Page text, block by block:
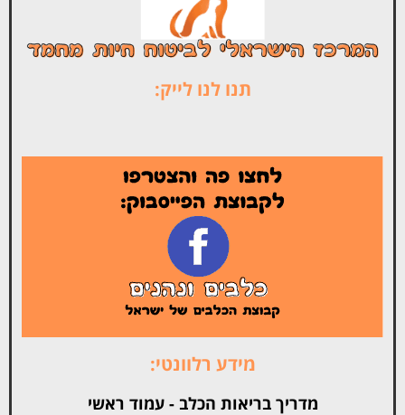
תנו לנו לייק:
מידע רלוונטי:
מדריך בריאות הכלב - עמוד ראשי